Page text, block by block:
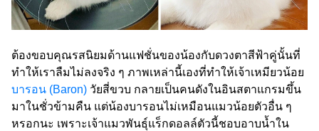
ต้องขอบคุณรสนิยมด้านแฟชั่นของน้องกับดวงตาสีฟ้าคู่นั้นที่
ทำให้เราลืมไม่ลงจริง ๆ ภาพเหล่านี้เองที่ทำให้เจ้าเหมียวน้อย
บารอน (Baron) วัยสี่ขวบ กลายเป็นคนดังในอินสตาแกรมขึ้น
มาในชั่วข้ามคืน แต่น้องบารอนไม่เหมือนแมวน้อยตัวอื่น ๆ
หรอกนะ เพราะเจ้าแมวพันธุ์แร็กดอลล์ตัวนี้ชอบอาบน้ำใน